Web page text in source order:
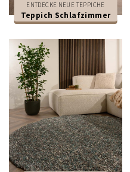
ENTDECKE NEUE TEPPICHE
Teppich Schlafzimmer